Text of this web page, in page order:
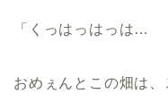
「くっはっはっは…
おめぇんとこの畑は、